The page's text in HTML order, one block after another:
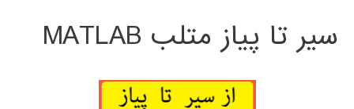
سیر تا پیاز متلب MATLAB